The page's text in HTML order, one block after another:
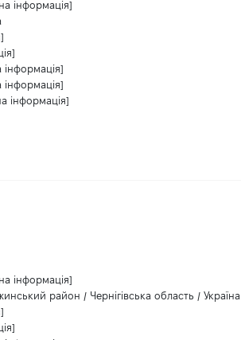
інформація]
інформація]
інформація]
інформація]
інформація]
район / Чернігівська область / Україна